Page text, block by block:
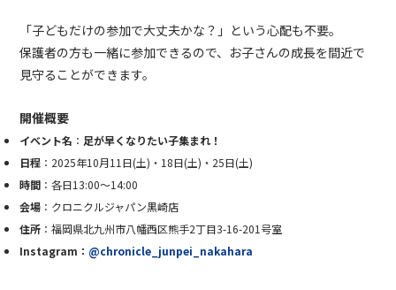
「子どもだけの参加で大丈夫かな？」という心配も不要。
保護者の方も一緒に参加できるので、お子さんの成長を間近で
見守ることができます。
開催概要
イベント名 ： 足が早くなりたい子集まれ！
日程 ：2025年10月11日(土)・18日(土)・25日(土)
時間 ：各日13:00〜14:00
会場 ：クロニクルジャパン黒崎店
住所 ：福岡県北九州市八幡西区熊手2丁目3-16-201号室
Instagram： @chronicle_junpei_nakahara